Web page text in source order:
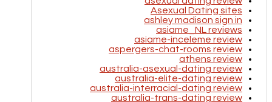
Asexual Dating sites
ashley madison sign in
asiame_NL reviews
asiame-inceleme review
aspergers-chat-rooms review
athens review
australia-asexual-dating review
australia-elite-dating review
australia-interracial-dating review
australia-trans-dating review